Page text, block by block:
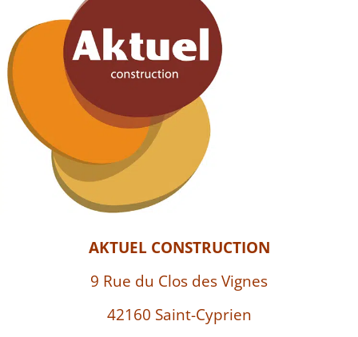
AKTUEL CONSTRUCTION
9 Rue du Clos des Vignes
42160 Saint-Cyprien